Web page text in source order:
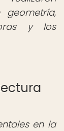
geometría,
y los
en la